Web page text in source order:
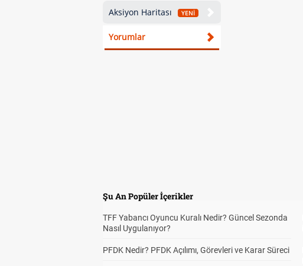
Aksiyon Haritası YENİ
Yorumlar
Şu An Popüler İçerikler
TFF Yabancı Oyuncu Kuralı Nedir? Güncel Sezonda
Nasıl Uygulanıyor?
PFDK Nedir? PFDK Açılımı, Görevleri ve Karar Süreci